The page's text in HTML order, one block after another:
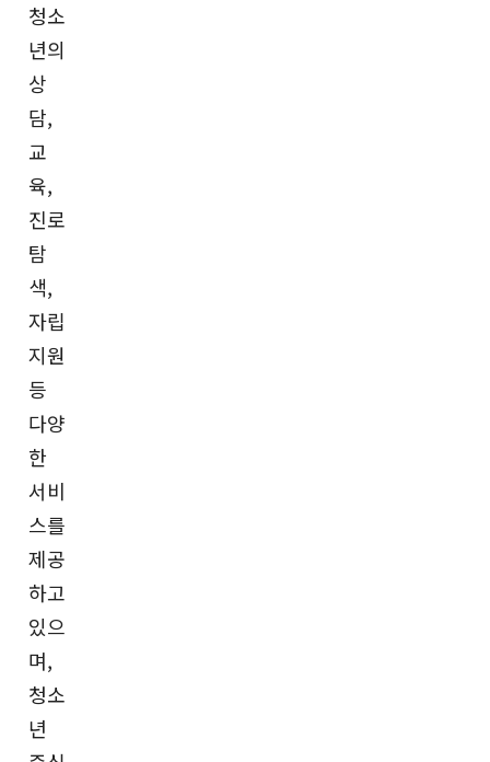
청소
년의
상
담,
교
육,
진로
탐
색,
자립
지원
등
다양
한
서비
스를
제공
하고
있으
며,
청소
년